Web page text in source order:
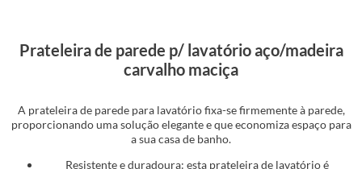
Prateleira de parede p/ lavatório aço/madeira
carvalho maciça
A prateleira de parede para lavatório fixa-se firmemente à parede,
proporcionando uma solução elegante e que economiza espaço para
a sua casa de banho.
Resistente e duradoura: esta prateleira de lavatório é